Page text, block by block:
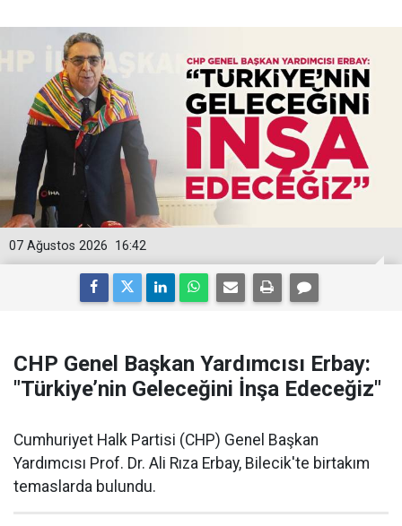
16:42
07 Ağustos 2026
CHP Genel Başkan Yardımcısı Erbay:
"Türkiye’nin Geleceğini İnşa Edeceğiz"
Cumhuriyet Halk Partisi (CHP) Genel Başkan
Yardımcısı Prof. Dr. Ali Rıza Erbay, Bilecik'te birtakım
temaslarda bulundu.